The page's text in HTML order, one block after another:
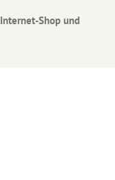
Shop und